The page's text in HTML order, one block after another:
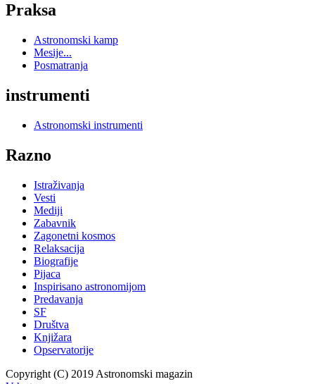
Praksa
Astronomski kamp
Mesije...
Posmatranja
instrumenti
Astronomski instrumenti
Razno
Istraživanja
Vesti
Mediji
Zabavnik
Zagonetni kosmos
Relaksacija
Biografije
Pijaca
Inspirisano astronomijom
Predavanja
SF
Društva
Knjižara
Opservatorije
Copyright (C) 2019 Astronomski magazin